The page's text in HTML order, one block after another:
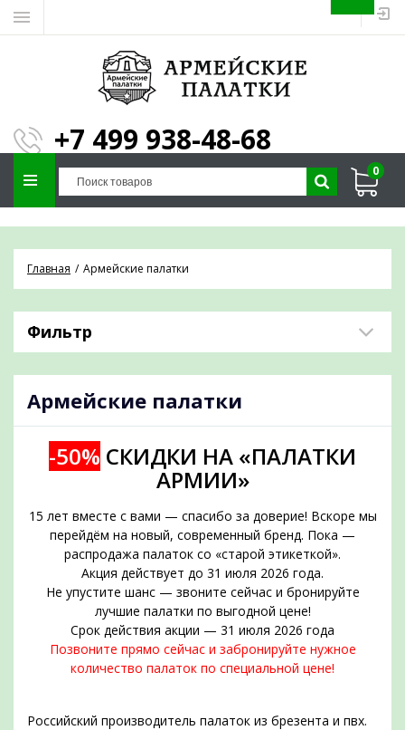
+7 499 938-48-68
0
Главная Армейские палатки
Фильтр
Армейские палатки
-50% СКИДКИ НА «ПАЛАТКИ
АРМИИ»
15 лет вместе с вами — спасибо за доверие! Вскоре мы
перейдём на новый, современный бренд. Пока —
распродажа палаток со «старой этикеткой».
Акция действует до 31 июля 2026 года.
Не упустите шанс — звоните сейчас и бронируйте
лучшие палатки по выгодной цене!
Срок действия акции — 31 июля 2026 года
Позвоните прямо сейчас и забронируйте нужное
количество палаток по специальной цене!
Российский производитель палаток из брезента и пвх.
ЗАПОЛНИТЕ ФОРМУ И
МЫ ПОДБЕРЕМ
ПАЛАТКУ ПОД ВАШИ
ПАРАМЕТРЫ!
Отправим предложение на почту и
проконсультируем по любым вопросам
подобрать